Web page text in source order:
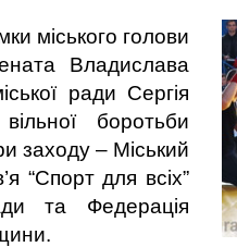
міського голови
Владислава
ради Сергія
боротьби
заходу – Міський
“Спорт для всіх”
та Федерація